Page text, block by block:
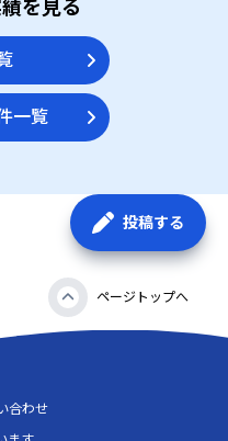
を見る
一覧
投稿する
ページトップへ
合わせ